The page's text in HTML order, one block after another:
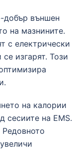
добър външен
на мазнините.
с електрически
изгарят. Този
на калории
сесиите на EMS.
Редовното